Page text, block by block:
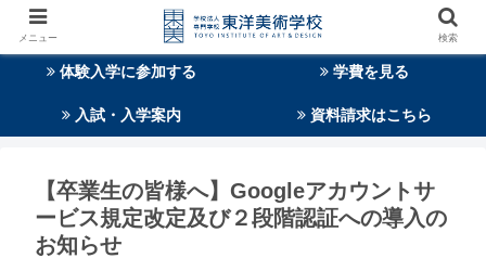
体験入学に参加する 学費を見る
入試・入学案内 資料請求はこちら
【卒業生の皆様へ】Googleアカウントサ
ービス規定改定及び２段階認証への導入の
お知らせ
メニュー 検索